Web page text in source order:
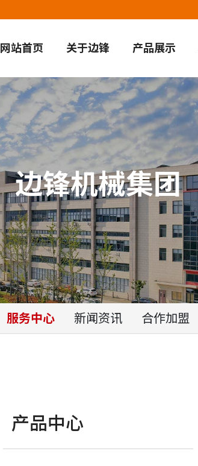
网站首页 关于边锋 产品展示
边锋机械集团
服务中心 新闻资讯 合作加盟
产品中心